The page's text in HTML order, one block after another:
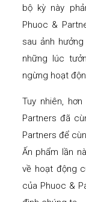
bộ kỳ này
Phuoc &
sau ảnh
những lúc
ngừng hoạt
Tuy nhiên,
Partners đã
Partners để
Ấn phẩm lần
về hoạt động
của Phuoc &